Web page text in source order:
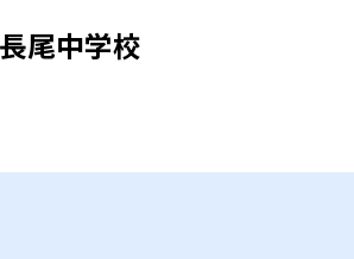
尾中学校